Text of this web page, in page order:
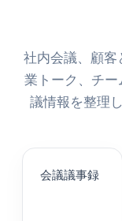
社内会議、顧客
業トーク、チ
議情報を整理
会議議事録